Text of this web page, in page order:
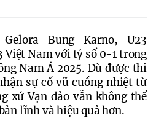
Bung Karno, U23
Việt Nam với tỷ số 0-1 trong
Nam Á 2025. Dù được thi
sự cổ vũ cuồng nhiệt từ
xứ Vạn đảo vẫn không thể
lĩnh và hiệu quả hơn.